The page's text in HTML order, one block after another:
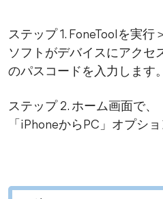
ステップ 1. FoneToolを実行
ソフトがデバイスにアクセ
のパスコードを入力します。
ステップ 2. ホーム画面で、
「iPhoneからPC」オプシ